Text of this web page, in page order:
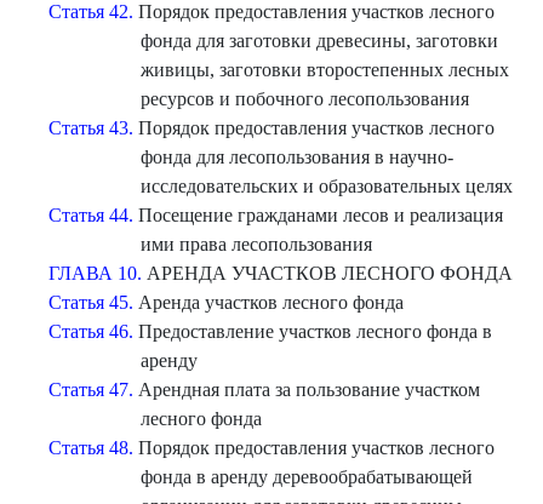
Статья 42. Порядок предоставления участков лесного
фонда для заготовки древесины, заготовки
живицы, заготовки второстепенных лесных
ресурсов и побочного лесопользования
Статья 43. Порядок предоставления участков лесного
фонда для лесопользования в научно-
исследовательских и образовательных целях
Статья 44. Посещение гражданами лесов и реализация
ими права лесопользования
ГЛАВА 10. АРЕНДА УЧАСТКОВ ЛЕСНОГО ФОНДА
Статья 45. Аренда участков лесного фонда
Статья 46. Предоставление участков лесного фонда в
аренду
Статья 47. Арендная плата за пользование участком
лесного фонда
Статья 48. Порядок предоставления участков лесного
фонда в аренду деревообрабатывающей